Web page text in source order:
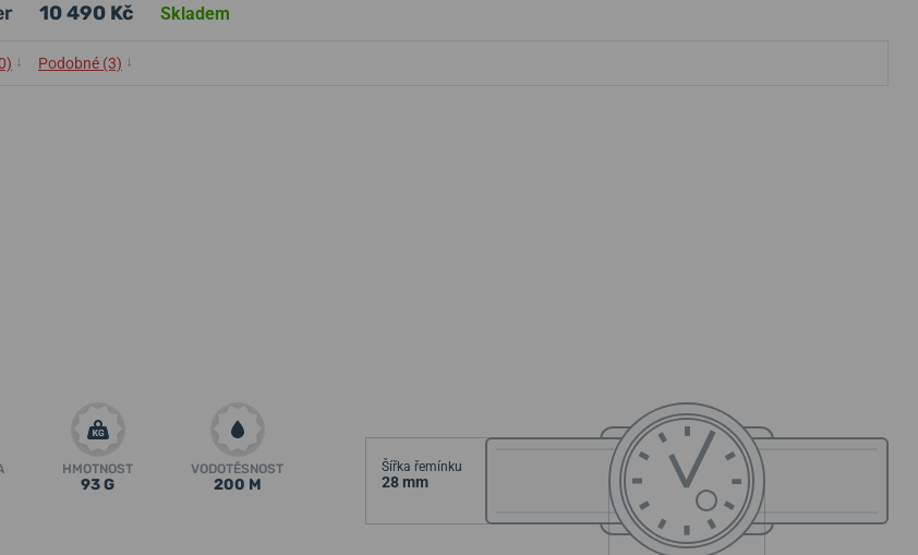
10 490 Kč Skladem
↓ Podobné (3) ↓
HMOTNOST
93 G
VODOTĚSNOST
200 M
Šířka řemínku
28 mm